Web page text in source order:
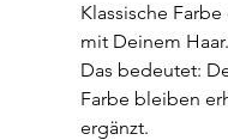
Klassische
mit Deinem Haar.
Das bedeutet:
Farbe bleiben
ergänzt.